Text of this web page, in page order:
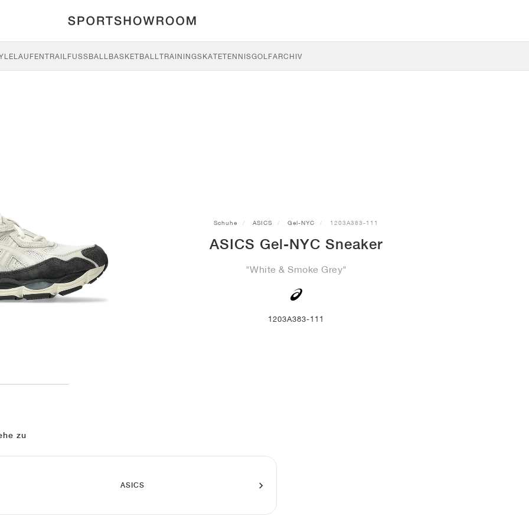
LAUFENTRAILFUSSBALL BASKETBALLTRAININGSKATETENNISGOLFARCHIV
Schuhe ASICS Gel-NYC 1203A383-111
ASICS Gel-NYC Sneaker
"White & Smoke Grey"
1203A383-111
zu
ASICS